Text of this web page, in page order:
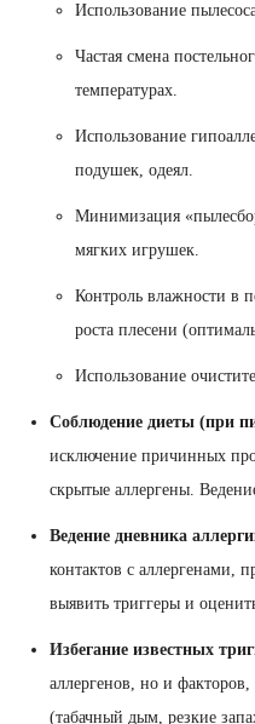
Использование
Частая смена
температурах.
Использование
подушек, одеял.
Минимизация
мягких игрушек.
Контроль влажности в
роста плесени
Использование
Соблюдение диеты (при
исключение причинных
скрытые аллергены.
Ведение дневника
контактов с аллергенами,
выявить триггеры и
Избегание известных
аллергенов, но и
(табачный дым, резкие